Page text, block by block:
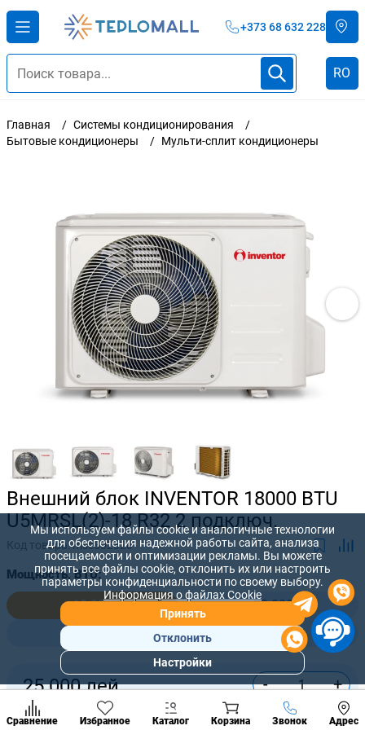
+373 68 632 228
RO
Главная
Системы кондиционирования
Бытовые кондиционеры
Мульти-сплит кондиционеры
Внешний блок INVENTOR 18000 BTU
U5MRSL(2)-18 R32 2 подключ.
Код товара:mse802320
Мощность, BTU:
18 000
28 000
42 000
25 000лей - +
Купить сейчас
Сравнение Избранное Каталог Корзина Звонок Адрес
Позвонить
разделы
Мы используем файлы cookie и аналогичные технологии
для обеспечения надежной работы сайта, анализа
посещаемости и оптимизации рекламы. Вы можете
принять все файлы cookie, отклонить их или настроить
параметры конфиденциальности по своему выбору.
Информация о файлах Cookie
Принять
Отклонить
Настройки